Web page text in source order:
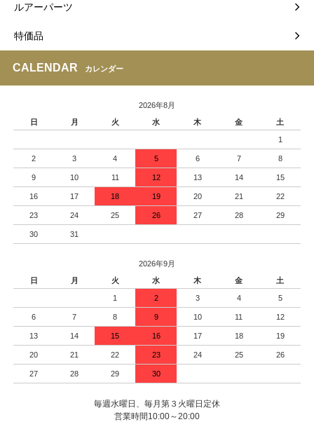
ルアーパーツ
特価品
CALENDAR カレンダー
2026年8月
日
月 火 水 木 金 土
1
2 3 4 5 6 7 8
9 10 11 12 13 14 15
16 17 18 19 20 21 22
23 24 25 26 27 28 29
30 31
2026年9月
日
月 火 水 木 金 土
1 2 3 4 5
6 7 8 9 10 11 12
13 14 15 16 17 18 19
20 21 22 23 24 25 26
27 28 29 30
毎週水曜日、毎月第３火曜日定休
営業時間10:00～20:00